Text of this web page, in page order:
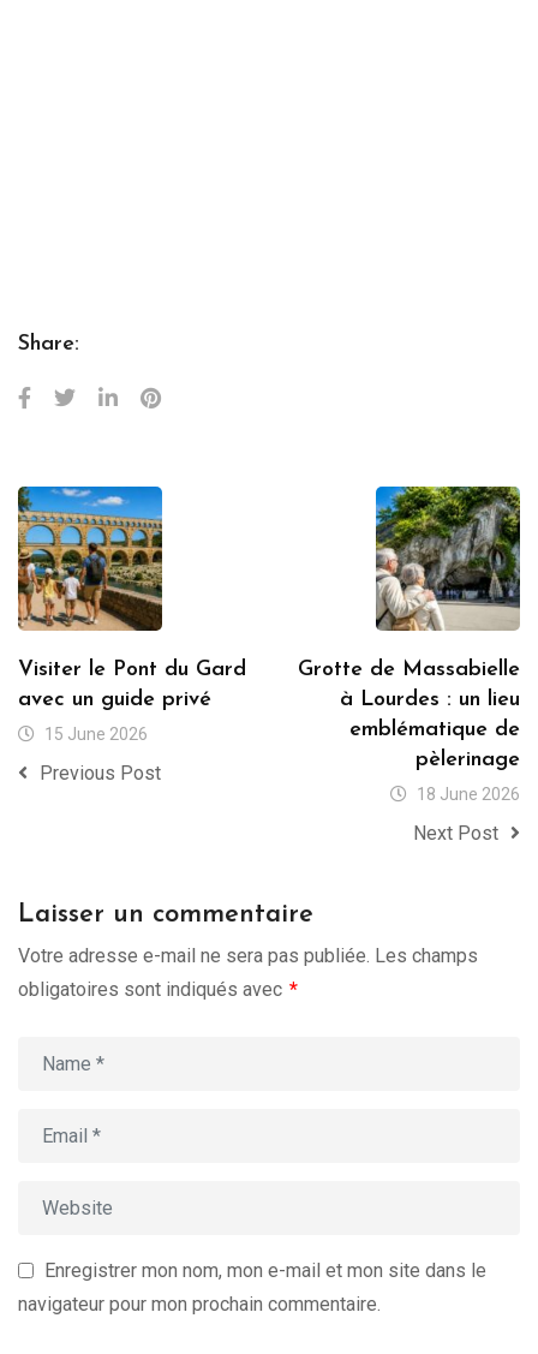
Share:
Visiter le Pont du Gard
avec un guide privé
15 June 2026
Previous Post
Grotte de Massabielle
à Lourdes : un lieu
emblématique de
pèlerinage
18 June 2026
Next Post
Laisser un commentaire
Votre adresse e-mail ne sera pas publiée. Les champs
obligatoires sont indiqués avec *
Enregistrer mon nom, mon e-mail et mon site dans le
navigateur pour mon prochain commentaire.